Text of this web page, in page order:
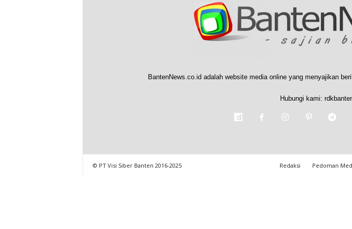
BantenNews.co.id adalah website media online yang menyajikan
Hubungi kami:
Redaksi Pedoman
© PT Visi Siber Banten 2016-2025